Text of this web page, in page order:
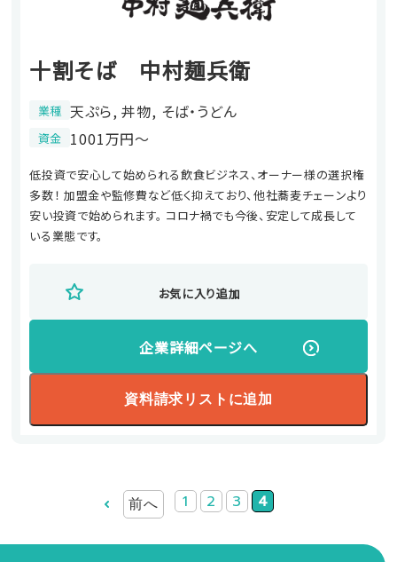
十割そば 中村麺兵衛
業種 天ぷら, 丼物, そば・うどん
資金 1001万円〜
低投資で安心して始められる飲食ビジネス、オーナー様の選択権
多数！ 加盟金や監修費など低く抑えており、他社蕎麦チェーンより
安い投資で始められます。 コロナ禍でも今後、安定して成長して
いる業態です。
お気に入り追加
企業詳細ページへ
資料請求リストに追加
前へ 1 2 3 4